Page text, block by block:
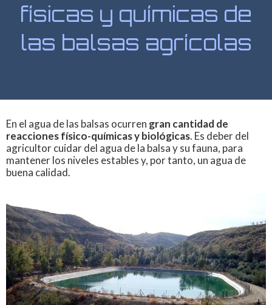
físicas y químicas de
las balsas agrícolas
En el agua de las balsas ocurren gran cantidad de
reacciones físico-químicas y biológicas. Es deber del
agricultor cuidar del agua de la balsa y su fauna, para
mantener los niveles estables y, por tanto, un agua de
buena calidad.